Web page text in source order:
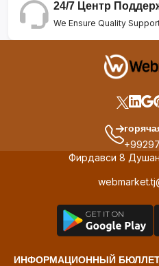
24/7 Центр
We Ensure Quality
Фирдавси 8
ИНФОРМАЦИОННЫЙ